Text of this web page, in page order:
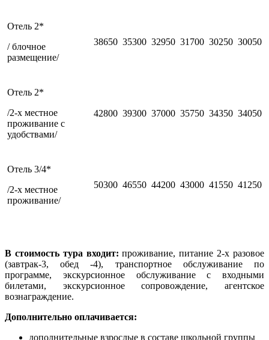
Отель 2*
/ блочное
размещение/
38650 35300 32950 31700 30250 30050
Отель 2*
/2-х местное
проживание с
удобствами/
42800 39300 37000 35750 34350 34050
Отель 3/4*
/2-х местное
проживание/
50300 46550 44200 43000 41550 41250
В стоимость тура входит: проживание, питание 2-х разовое
(завтрак-3, обед -4), транспортное обслуживание по
программе, экскурсионное обслуживание с входными
билетами, экскурсионное сопровождение, агентское
вознаграждение.
Дополнительно оплачивается:
дополнительные взрослые в составе школьной группы